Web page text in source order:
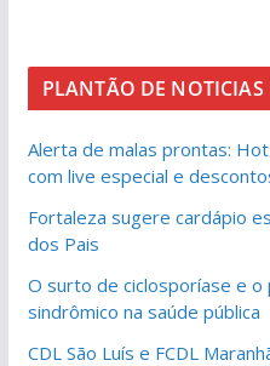
PLANTÃO DE NOTICIAS
Alerta de malas prontas:
com live especial e
Fortaleza sugere cardápio
dos Pais
O surto de ciclosporíase e o
sindrômico na saúde pública
CDL São Luís e FCDL